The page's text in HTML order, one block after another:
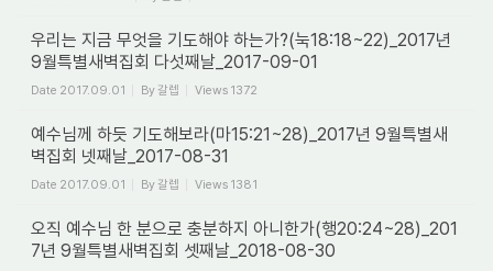
우리는 지금 무엇을 기도해야 하는가?(눅18:18~22)_2017년
9월특별새벽집회 다섯째날_2017-09-01
Date 2017.09.01 By갈렙 Views 1372
예수님께 하듯 기도해보라(마15:21~28)_2017년 9월특별새
벽집회 넷째날_2017-08-31
Date 2017.09.01 By갈렙 Views 1381
오직 예수님 한 분으로 충분하지 아니한가(행20:24~28)_201
7년 9월특별새벽집회 셋째날_2018-08-30